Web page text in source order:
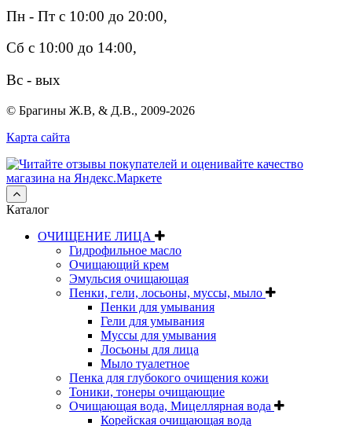
Пн - Пт с 10:00 до 20:00,
Сб с 10:00 до 14:00,
Вс - вых
© Брагины Ж.В, & Д.В., 2009-2026
Карта сайта
Каталог
ОЧИЩЕНИЕ ЛИЦА
Гидрофильное масло
Очищающий крем
Эмульсия очищающая
Пенки, гели, лосьоны, муссы, мыло
Пенки для умывания
Гели для умывания
Муссы для умывания
Лосьоны для лица
Мыло туалетное
Пенка для глубокого очищения кожи
Тоники, тонеры очищающие
Очищающая вода, Мицеллярная вода
Корейская очищающая вода